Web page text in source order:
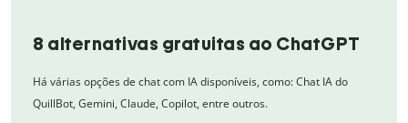
8 alternativas gratuitas ao ChatGPT
Há várias opções de chat com IA disponíveis, como: Chat IA do
QuillBot, Gemini, Claude, Copilot, entre outros.